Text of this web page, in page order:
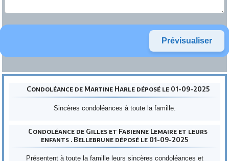
Condoléance de Martine Harle déposé le 01-09-2025
Sincères condoléances à toute la famille.
Condoléance de Gilles et Fabienne Lemaire et leurs
enfants . Bellebrune déposé le 01-09-2025
Présentent à toute la famille leurs sincères condoléances et